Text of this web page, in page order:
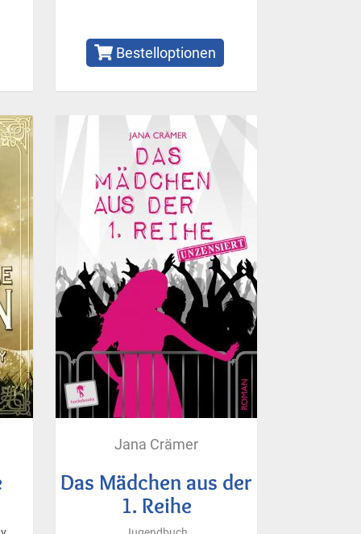
Bestelloptionen
Jana Crämer
Das Mädchen aus der
1. Reihe